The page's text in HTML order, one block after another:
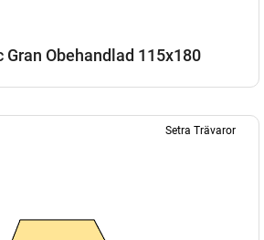
Obehandlad 115x180
Setra Trävaror